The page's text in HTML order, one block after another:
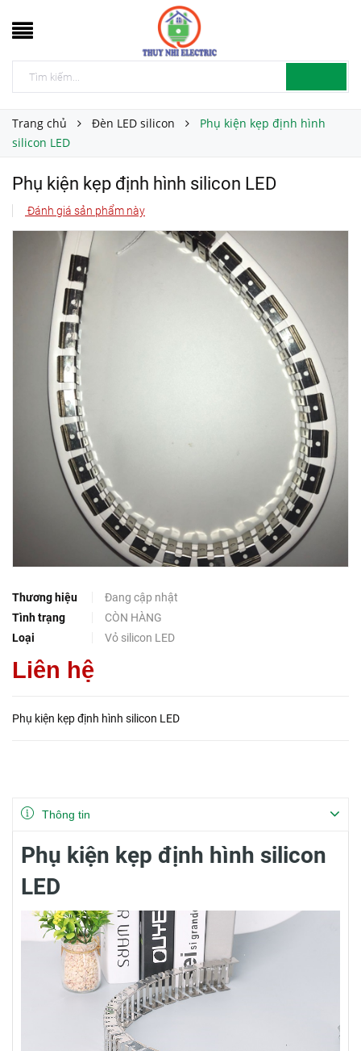
Trang chủ Đèn LED silicon
Phụ kiện kẹp định hình
silicon LED
Phụ kiện kẹp định hình silicon LED
Đánh giá sản phẩm này
Thương hiệu
Đang cập nhật
Tình trạng
CÒN HÀNG
Loại
Vỏ silicon LED
Liên hệ
Phụ kiện kẹp định hình silicon LED
Thông tin
Phụ kiện kẹp định hình silicon
LED